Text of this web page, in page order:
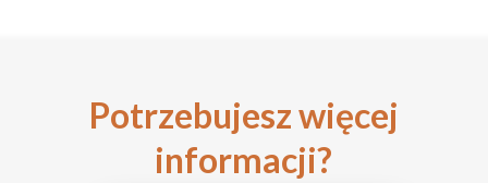
Potrzebujesz więcej
informacji?